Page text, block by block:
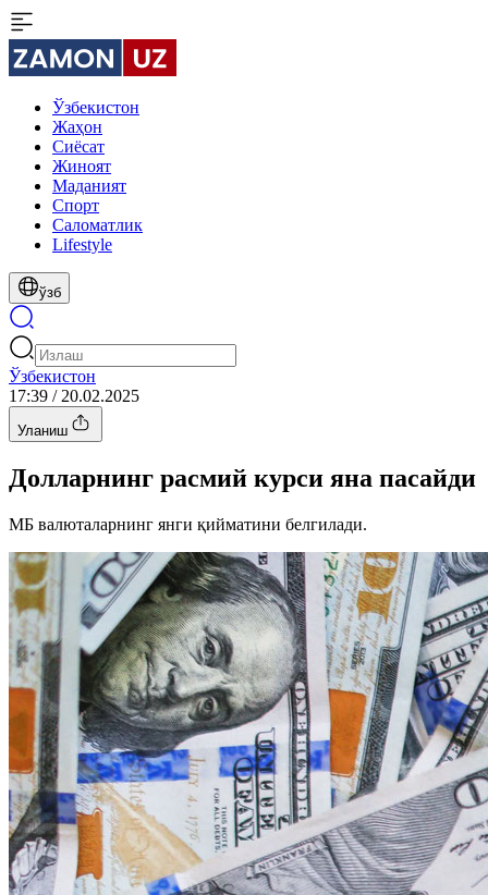
Ўзбекистон
Жаҳон
Сиёсат
Жиноят
Маданият
Спорт
Cаломатлик
Lifestyle
ўзб
Ўзбекистон
17:39 / 20.02.2025
Уланиш
Долларнинг расмий курси яна пасайди
МБ валюталарнинг янги қийматини белгилади.